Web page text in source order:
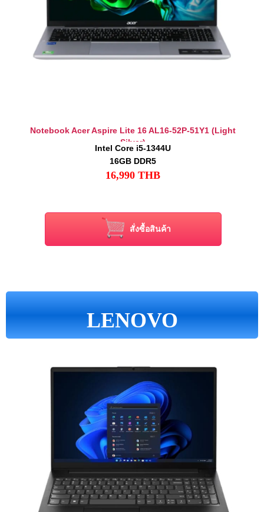
Notebook Acer Aspire Lite 16 AL16-52P-51Y1 (Light
Silver)
Intel Core i5-1344U
16GB DDR5
512GB NVMe PCIe M.2 SSD
Windows 11 Home + Office Home & Student 2024
16,990 THB
สั่งซื้อสินค้า
LENOVO